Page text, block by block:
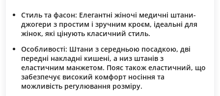
Стиль та фасон: Елегантні жіночі медичні штани-
джогери з простим і зручним кроєм, ідеальні для
жінок, які цінують класичний стиль.
Особливості: Штани з середньою посадкою, дві
передні накладні кишені, а низ штанів з
еластичним манжетом. Пояс також еластичний, що
забезпечує високий комфорт носіння та
можливість регулювання розміру.